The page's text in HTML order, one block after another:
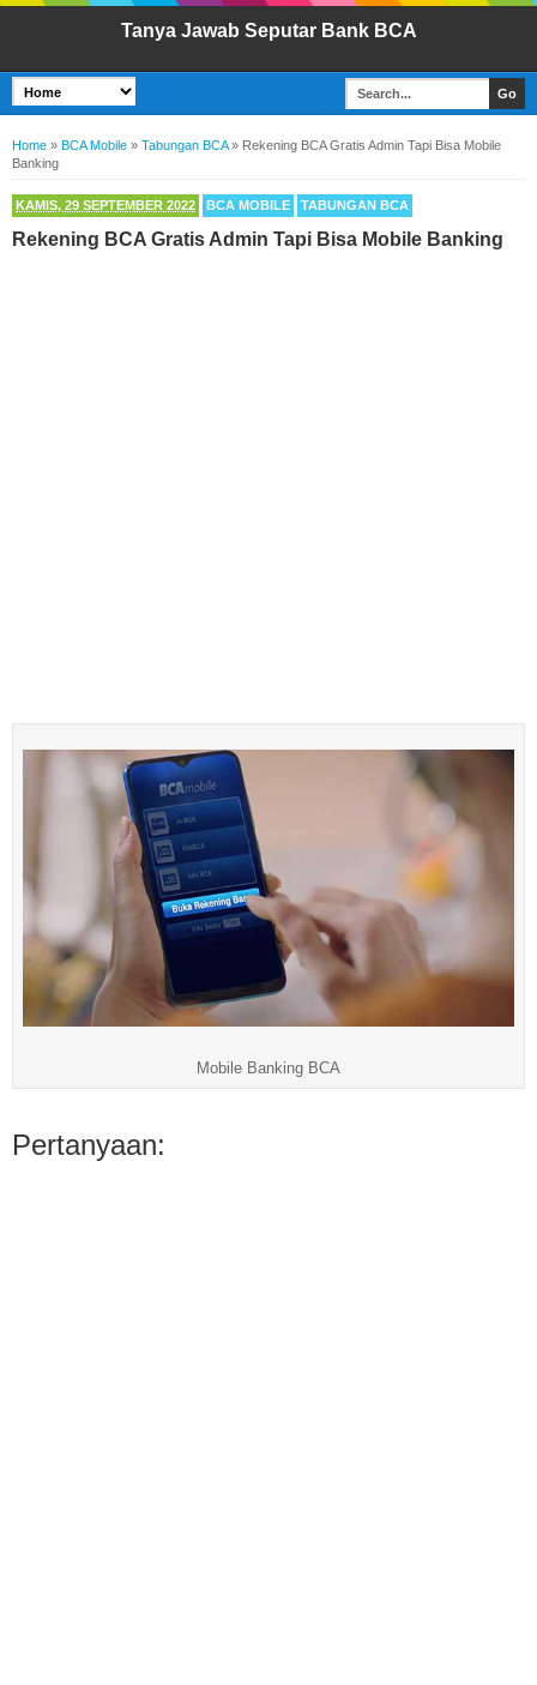
Tanya Jawab Seputar Bank BCA
Home » BCA Mobile » Tabungan BCA» Rekening BCA Gratis Admin Tapi Bisa Mobile
Banking
KAMIS, 29 SEPTEMBER 2022 BCA MOBILE TABUNGAN BCA
Rekening BCA Gratis Admin Tapi Bisa Mobile Banking
Mobile Banking BCA
Pertanyaan: